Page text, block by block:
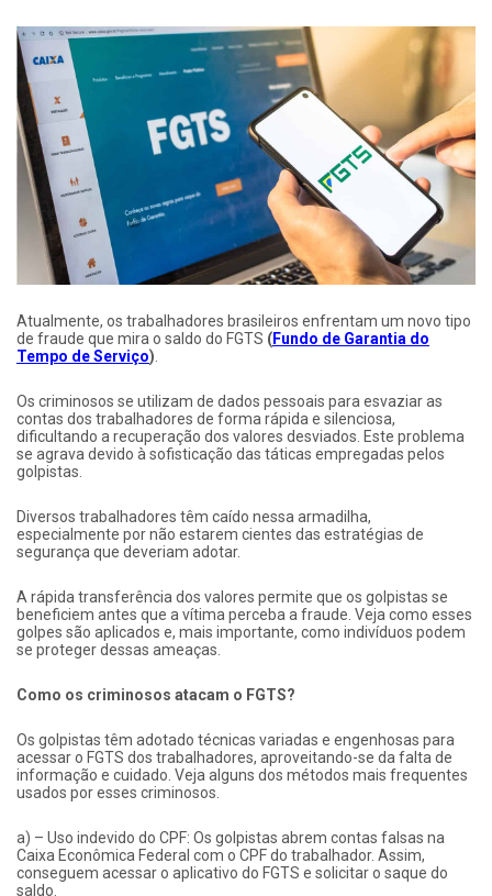
Atualmente, os trabalhadores brasileiros enfrentam um novo tipo
de fraude que mira o saldo do FGTS (Fundo de Garantia do
Tempo de Serviço)
Os criminosos se utilizam de dados pessoais para esvaziar as
contas dos trabalhadores de forma rápida e silenciosa,
dificultando a recuperação dos valores desviados. Este problema
se agrava devido à sofisticação das táticas empregadas pelos
golpistas.
Diversos trabalhadores têm caído nessa armadilha,
especialmente por não estarem cientes das estratégias de
segurança que deveriam adotar.
A rápida transferência dos valores permite que os golpistas se
beneficiem antes que a vítima perceba a fraude. Veja como esses
golpes são aplicados e, mais importante, como indivíduos podem
se proteger dessas ameaças.
Como os criminosos atacam o FGTS?
Os golpistas têm adotado técnicas variadas e engenhosas para
acessar o FGTS dos trabalhadores, aproveitando-se da falta de
informação e cuidado. Veja alguns dos métodos mais frequentes
usados por esses criminosos.
a) – Uso indevido do CPF: Os golpistas abrem contas falsas na
Caixa Econômica Federal com o CPF do trabalhador. Assim,
conseguem acessar o aplicativo do FGTS e solicitar o saque do
saldo.